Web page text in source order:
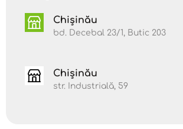
Chișinău
bd. Decebal 23/1, Butic 203
Chișinău
str. Industrială, 59